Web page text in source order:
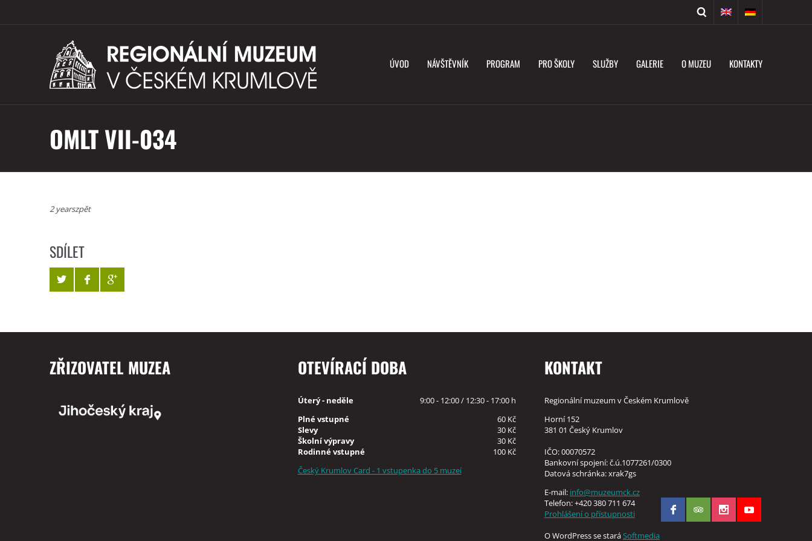
ÚVOD NÁVŠTĚVNÍK PROGRAM PRO ŠKOLY SLUŽBY GALERIE O MUZEU KONTAKTY
OMLT VII-034
2 yearszpět
SDÍLET
ZŘIZOVATEL MUZEA OTEVÍRACÍ DOBA
Úterý - neděle
9:00 - 12:00 / 12:30 - 17:00 h
Plné vstupné
60 Kč
Slevy
30 Kč
Školní výpravy
30 Kč
Rodinné vstupné
100 Kč
Český Krumlov Card - 1 vstupenka do 5 muzeí
KONTAKT
Regionální muzeum v Českém Krumlově
Horní 152
381 01 Český Krumlov
IČO: 00070572
Bankovní spojení: č.ú.1077261/0300
Datová schránka: xrak7gs
E-mail: info@muzeumck.cz
Telefon: +420 380 711 674
Prohlášení o přístupnosti
O WordPress se staráSoftmedia